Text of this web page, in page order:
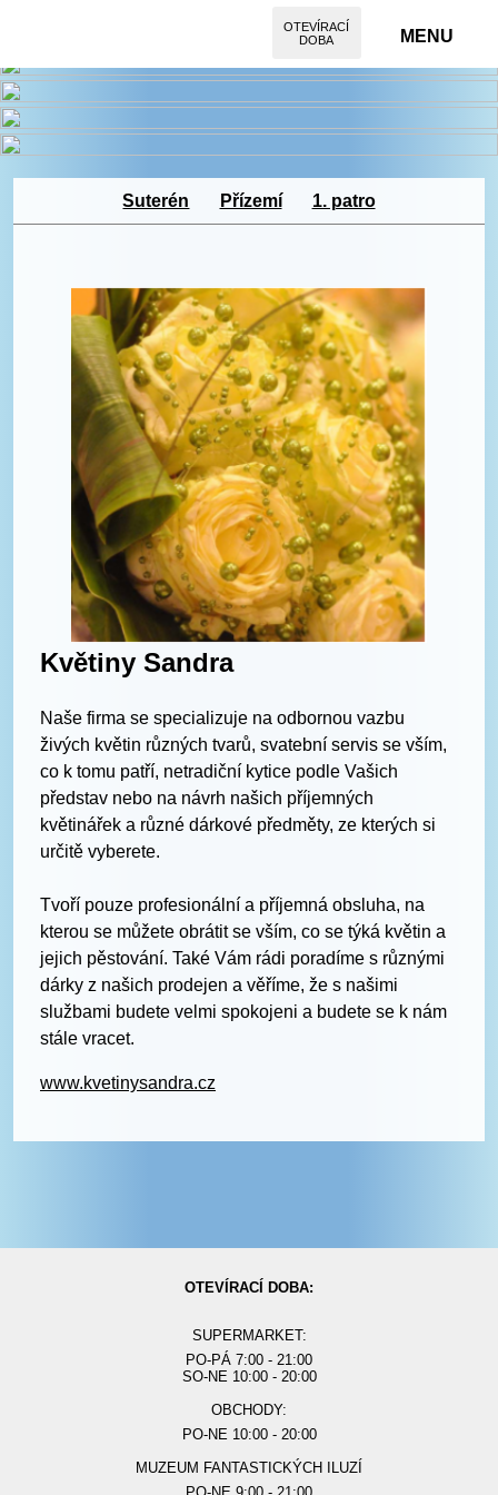
MENU
OTEVÍRACÍ
DOBA
Suterén Přízemí 1. patro
Květiny Sandra
Naše firma se specializuje na odbornou vazbu
živých květin různých tvarů, svatební servis se vším,
co k tomu patří, netradiční kytice podle Vašich
představ nebo na návrh našich příjemných
květinářek a různé dárkové předměty, ze kterých si
určitě vyberete.
Tvoří pouze profesionální a příjemná obsluha, na
kterou se můžete obrátit se vším, co se týká květin a
jejich pěstování. Také Vám rádi poradíme s různými
dárky z našich prodejen a věříme, že s našimi
službami budete velmi spokojeni a budete se k nám
stále vracet.
www.kvetinysandra.cz
OTEVÍRACÍ DOBA:
SUPERMARKET:
PO-PÁ 7:00 - 21:00
SO-NE 10:00 - 20:00
OBCHODY:
PO-NE 10:00 - 20:00
MUZEUM FANTASTICKÝCH ILUZÍ